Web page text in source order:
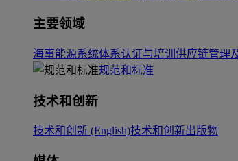
主要领域
海事能源系统体系认证与培训 供应链管理
规范和标准
技术和创新
技术和创新 (English)技术和创新出版物